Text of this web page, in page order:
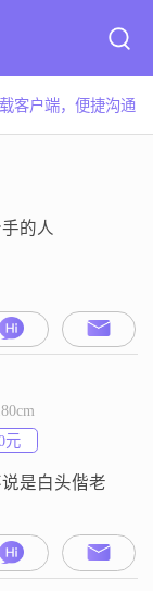
载客户端，便捷沟通
的人
元
是白头偕老